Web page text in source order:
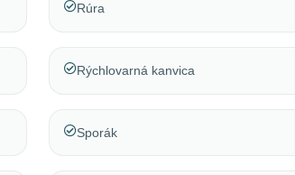
Rúra
Rýchlovarná kanvica
Sporák